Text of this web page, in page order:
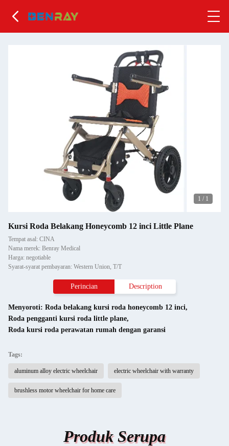
1 / 1
Kursi Roda Belakang Honeycomb 12 inci Little Plane
Tempat asal: CINA
Nama merek: Benray Medical
Harga: negotiable
Syarat-syarat pembayaran: Western Union, T/T
Perincian Description
Menyoroti: Roda belakang kursi roda honeycomb 12 inci,
Roda pengganti kursi roda little plane,
Roda kursi roda perawatan rumah dengan garansi
Tags:
aluminum alloy electric wheelchair electric wheelchair with warranty
brushless motor wheelchair for home care
Produk Serupa